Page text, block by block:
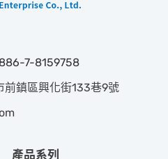
7-8159758
鎮區興化街133巷9號
產品系列